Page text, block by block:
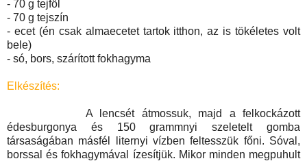
- 70 g tejföl
- 70 g tejszín
- ecet (én csak almaecetet tartok itthon, az is tökéletes volt
bele)
- só, bors, szárított fokhagyma
Elkészítés:
A lencsét átmossuk, majd a felkockázott
édesburgonya és 150 grammnyi szeletelt gomba
társaságában másfél liternyi vízben feltesszük főni. Sóval,
borssal és fokhagymával ízesítjük. Mikor minden megpuhult